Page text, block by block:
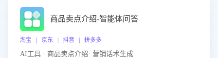
商品卖点介绍-智能体问答
淘宝 | 京东 | 抖音 | 拼多多
AI工具 · 商品卖点介绍· 营销话术生成